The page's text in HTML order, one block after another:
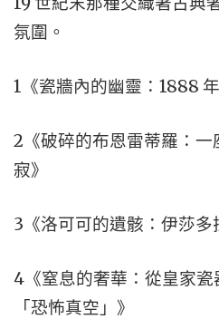
氛圍。
1《瓷牆內的幽靈：1888
2《破碎的布恩雷蒂羅：
寂》
3《洛可可的遺骸：伊莎多
4《窒息的奢華：從皇家
「恐怖真空」》